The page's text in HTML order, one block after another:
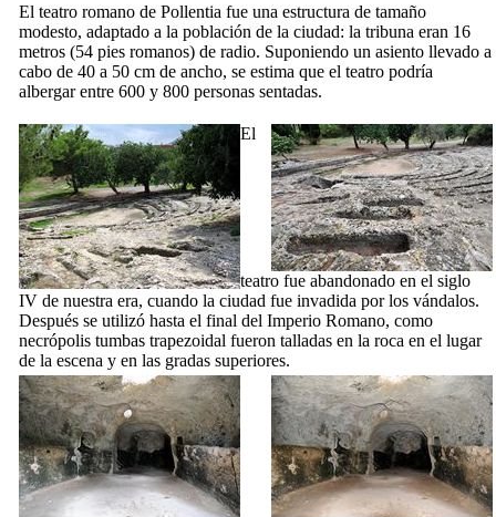
El teatro romano de Pollentia fue una estructura de tamaño
modesto, adaptado a la población de la ciudad: la tribuna eran 16
metros (54 pies romanos) de radio. Suponiendo un asiento llevado a
cabo de 40 a 50 cm de ancho, se estima que el teatro podría
albergar entre 600 y 800 personas sentadas.
El
teatro fue abandonado en el siglo
IV de nuestra era, cuando la ciudad fue invadida por los vándalos.
Después se utilizó hasta el final del Imperio Romano, como
necrópolis tumbas trapezoidal fueron talladas en la roca en el lugar
de la escena y en las gradas superiores.